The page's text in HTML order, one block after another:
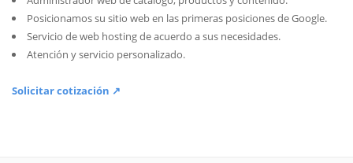
Posicionamos su sitio web en las primeras posiciones de Google.
Servicio de web hosting de acuerdo a sus necesidades.
Atención y servicio personalizado.
Solicitar cotización ↗